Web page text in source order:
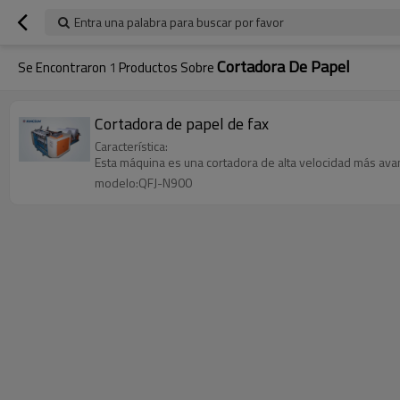
Entra una palabra para buscar por favor
Se Encontraron 1 Productos SobreCortadora De Papel
Cortadora de papel de fax
Característica:
Esta máquina es una cortadora de alta velocidad más
modelo:QFJ-N900